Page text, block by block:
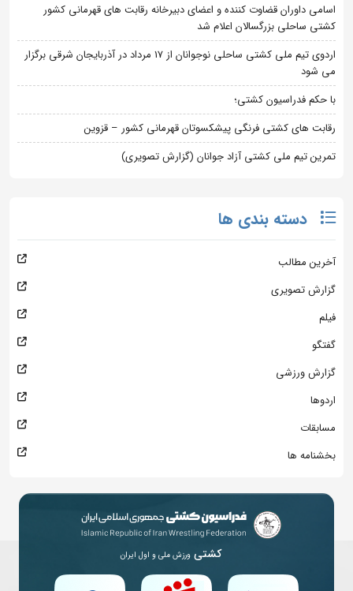
اسامی داوران قضاوت کننده و اعضای دبیرخانه رقابت های قهرمانی کشور
کشتی ساحلی بزرگسالان اعلام شد
اردوی تیم ملی کشتی ساحلی نوجوانان از 17 مرداد در آذربایجان شرقی برگزار
می شود
با حکم فدراسیون کشتی؛
رقابت های کشتی فرنگی پیشکسوتان قهرمانی کشور – قزوین
تمرین تیم ملی کشتی آزاد جوانان (گزارش تصویری)
دسته بندی ها
آخرین مطالب
گزارش تصویری
فیلم
گفتگو
گزارش ورزشی
اردوها
مسابقات
بخشنامه ها
کشتی ورزش ملی و اول ایران